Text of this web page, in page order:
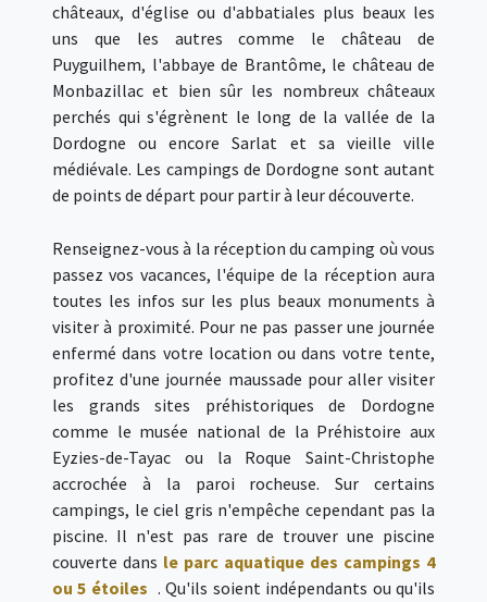
châteaux, d'église ou d'abbatiales plus beaux les
uns que les autres comme le château de
Puyguilhem, l'abbaye de Brantôme, le château de
Monbazillac et bien sûr les nombreux châteaux
perchés qui s'égrènent le long de la vallée de la
Dordogne ou encore Sarlat et sa vieille ville
médiévale. Les campings de Dordogne sont autant
de points de départ pour partir à leur découverte.
Renseignez-vous à la réception du camping où vous
passez vos vacances, l'équipe de la réception aura
toutes les infos sur les plus beaux monuments à
visiter à proximité. Pour ne pas passer une journée
enfermé dans votre location ou dans votre tente,
profitez d'une journée maussade pour aller visiter
les grands sites préhistoriques de Dordogne
comme le musée national de la Préhistoire aux
Eyzies-de-Tayac ou la Roque Saint-Christophe
accrochée à la paroi rocheuse. Sur certains
campings, le ciel gris n'empêche cependant pas la
piscine. Il n'est pas rare de trouver une piscine
couverte dans le parc aquatique des campings 4
ou 5 étoiles . Qu'ils soient indépendants ou qu'ils